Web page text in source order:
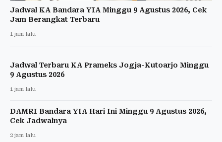
Jadwal KA Bandara YIA Minggu 9 Agustus 2026, Cek
Jam Berangkat Terbaru
1 jam lalu
Jadwal Terbaru KA Prameks Jogja-Kutoarjo Minggu
9 Agustus 2026
1 jam lalu
DAMRI Bandara YIA Hari Ini Minggu 9 Agustus 2026,
Cek Jadwalnya
2 jam lalu